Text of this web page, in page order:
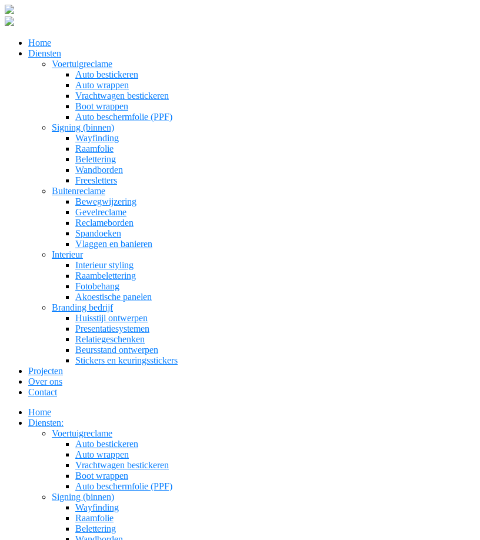
Home
Diensten
Voertuigreclame
Auto bestickeren
Auto wrappen
Vrachtwagen bestickeren
Boot wrappen
Auto beschermfolie (PPF)
Signing (binnen)
Wayfinding
Raamfolie
Belettering
Wandborden
Freesletters
Buitenreclame
Bewegwijzering
Gevelreclame
Reclameborden
Spandoeken
Vlaggen en banieren
Interieur
Interieur styling
Raambelettering
Fotobehang
Akoestische panelen
Branding bedrijf
Huisstijl ontwerpen
Presentatiesystemen
Relatiegeschenken
Beursstand ontwerpen
Stickers en keuringsstickers
Projecten
Over ons
Contact
Home
Diensten:
Voertuigreclame
Auto bestickeren
Auto wrappen
Vrachtwagen bestickeren
Boot wrappen
Auto beschermfolie (PPF)
Signing (binnen)
Wayfinding
Raamfolie
Belettering